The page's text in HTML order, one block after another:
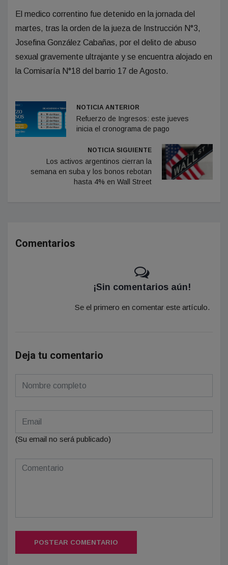
El medico correntino fue detenido en la jornada del
martes, tras la orden de la jueza de Instrucción N°3,
Josefina González Cabañas, por el delito de abuso
sexual gravemente ultrajante y se encuentra alojado en
la Comisaría N°18 del barrio 17 de Agosto.
NOTICIA ANTERIOR
Refuerzo de Ingresos: este jueves
inicia el cronograma de pago
NOTICIA SIGUIENTE
Los activos argentinos cierran la
semana en suba y los bonos rebotan
hasta 4% en Wall Street
Comentarios
¡Sin comentarios aún!
Se el primero en comentar este artículo.
Deja tu comentario
(Su email no será publicado)
POSTEAR COMENTARIO